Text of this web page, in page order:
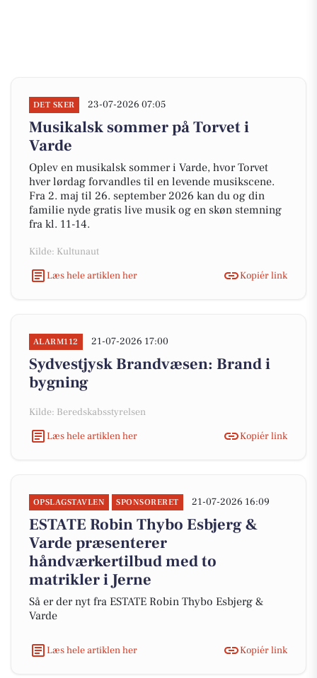
DET SKER 23-07-2026 07:05
Musikalsk sommer på Torvet i
Varde
Oplev en musikalsk sommer i Varde, hvor Torvet
hver lørdag forvandles til en levende musikscene.
Fra 2. maj til 26. september 2026 kan du og din
familie nyde gratis live musik og en skøn stemning
fra kl. 11-14.
Kilde: Kultunaut
Læs hele artiklen her
Kopiér link
ALARM112 21-07-2026 17:00
Sydvestjysk Brandvæsen: Brand i
bygning
Kilde: Beredskabsstyrelsen
Læs hele artiklen her
Kopiér link
OPSLAGSTAVLEN SPONSORERET 21-07-2026 16:09
ESTATE Robin Thybo Esbjerg &
Varde præsenterer
håndværkertilbud med to
matrikler i Jerne
Så er der nyt fra ESTATE Robin Thybo Esbjerg &
Varde
Læs hele artiklen her Kopiér link